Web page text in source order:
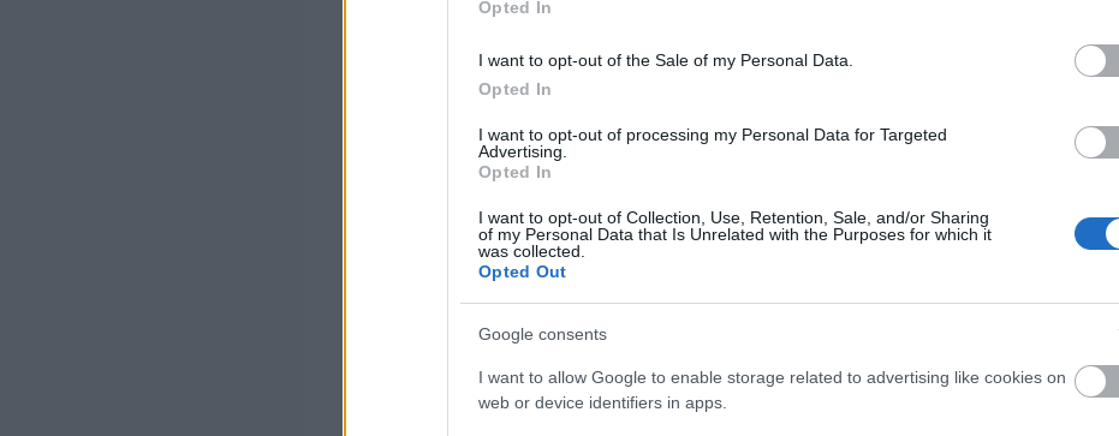
Opted In
I want to opt-out of the Sale of my Personal Data.
Opted In
I want to opt-out of processing my Personal Data for Targeted
Advertising.
Opted In
I want to opt-out of Collection, Use, Retention, Sale, and/or Sharing
of my Personal Data that Is Unrelated with the Purposes for which it
was collected.
Opted Out
Google consents
I want to allow Google to enable storage related to advertising like cookies on
web or device identifiers in apps.